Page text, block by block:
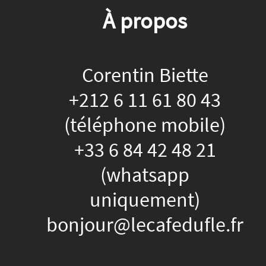
À propos
Corentin Biette
+212 6 11 61 80 43
(téléphone mobile)
+33 6 84 42 48 21
(whatsapp
uniquement)
bonjour@lecafedufle.fr